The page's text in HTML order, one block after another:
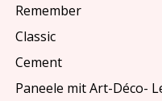
Remember
Classic
Cement
Paneele mit Art-Déco-